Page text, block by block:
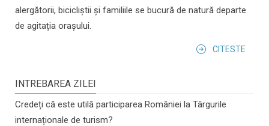
alergătorii, bicicliștii și familiile se bucură de natură departe
de agitația orașului.
CITESTE
INTREBAREA ZILEI
Credeți că este utilă participarea României la Târgurile
internaționale de turism?